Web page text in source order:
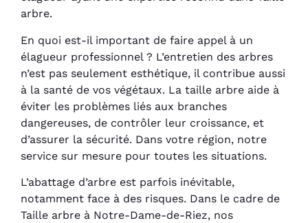
arbre.
En quoi est-il important de faire appel à un
élagueur professionnel ? L’entretien des arbres
n’est pas seulement esthétique, il contribue aussi
à la santé de vos végétaux. La taille arbre aide à
éviter les problèmes liés aux branches
dangereuses, de contrôler leur croissance, et
d’assurer la sécurité. Dans votre région, notre
service sur mesure pour toutes les situations.
L’abattage d’arbre est parfois inévitable,
notamment face à des risques. Dans le cadre de
Taille arbre à Notre-Dame-de-Riez, nos